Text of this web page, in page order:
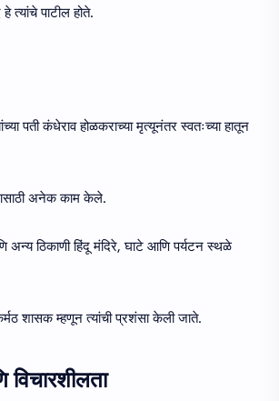
त्यांचे पाटील होते.
पती कंधेराव होळकराच्या मृत्यूनंतर स्वतःच्या हातून
अनेक काम केले.
अन्य ठिकाणी हिंदू मंदिरे, घाटे आणि पर्यटन स्थळे
शासक म्हणून त्यांची प्रशंसा केली जाते.